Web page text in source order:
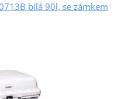
bílá 90l, se zámkem